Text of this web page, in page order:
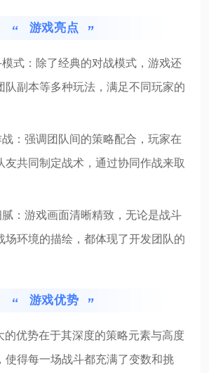
游戏亮点
式：除了经典的对战模式，游戏还
队副本等多种玩法，满足不同玩家的
：强调团队间的策略配合，玩家在
友共同制定战术，通过协同作战来取
：游戏画面清晰精致，无论是战斗
场环境的描绘，都体现了开发团队的
游戏优势
的优势在于其深度的策略元素与高度
使得每一场战斗都充满了变数和挑